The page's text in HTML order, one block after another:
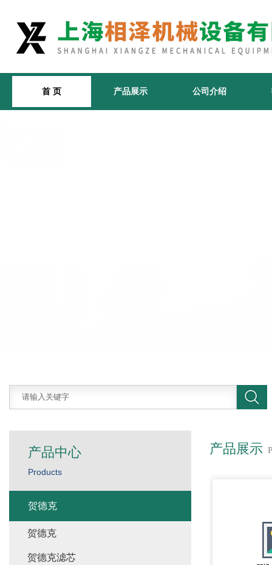
首 页 产品展示 公司介绍
产品展示
产品中心
Products
贺德克
贺德克
贺德克滤芯